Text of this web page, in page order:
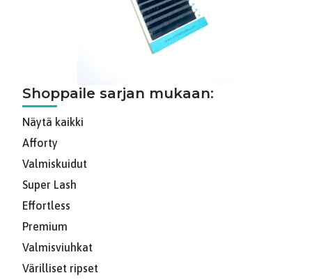
Shoppaile sarjan mukaan:
Näytä kaikki
Afforty
Valmiskuidut
Super Lash
Effortless
Premium
Valmisviuhkat
Värilliset ripset